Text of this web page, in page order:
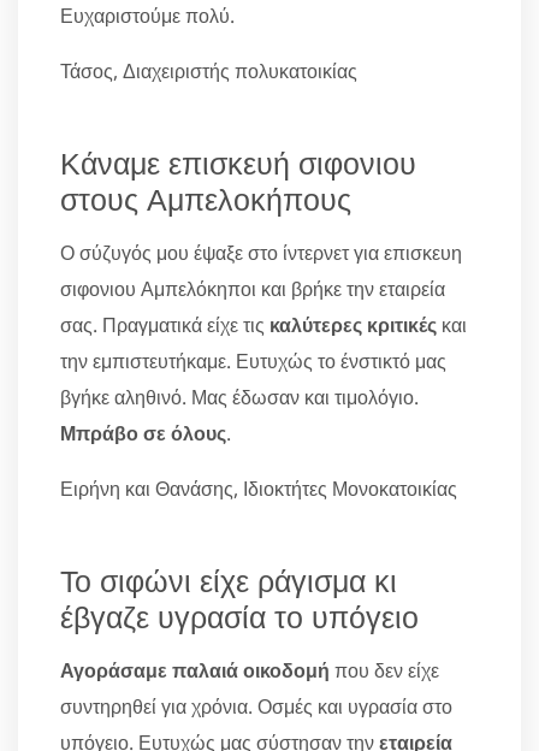
Ευχαριστούμε πολύ.
Τάσος, Διαχειριστής πολυκατοικίας
Κάναμε επισκευή σιφονιου
στους Αμπελοκήπους
Ο σύζυγός μου έψαξε στο ίντερνετ για επισκευη
σιφονιου Αμπελόκηποι και βρήκε την εταιρεία
σας. Πραγματικά είχε τις καλύτερες κριτικές και
την εμπιστευτήκαμε. Ευτυχώς το ένστικτό μας
βγήκε αληθινό. Μας έδωσαν και τιμολόγιο.
Μπράβο σε όλους.
Ειρήνη και Θανάσης, Ιδιοκτήτες Μονοκατοικίας
Το σιφώνι είχε ράγισμα κι
έβγαζε υγρασία το υπόγειο
Αγοράσαμε παλαιά οικοδομή που δεν είχε
συντηρηθεί για χρόνια. Οσμές και υγρασία στο
υπόγειο. Ευτυχώς μας σύστησαν τηνεταιρεία